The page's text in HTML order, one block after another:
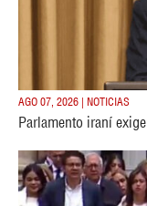
AGO 07, 2026 | NOTICIAS
Parlamento iraní